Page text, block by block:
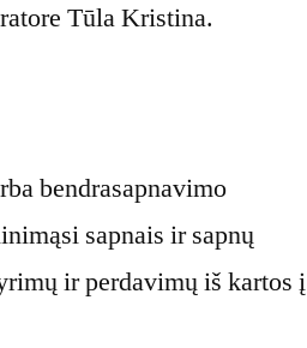
Tūla Kristina.
bendrasapnavimo
sapnais ir sapnų
ir perdavimų iš kartos į